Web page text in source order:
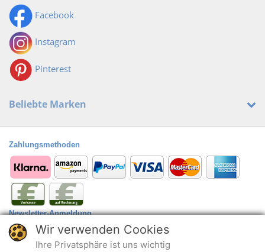
Facebook
Instagram
Pinterest
Beliebte Marken
Zahlungsmethoden
Newsletter-Anmeldung
@
Wir verwenden Cookies
Ihre Privatsphäre ist uns wichtig